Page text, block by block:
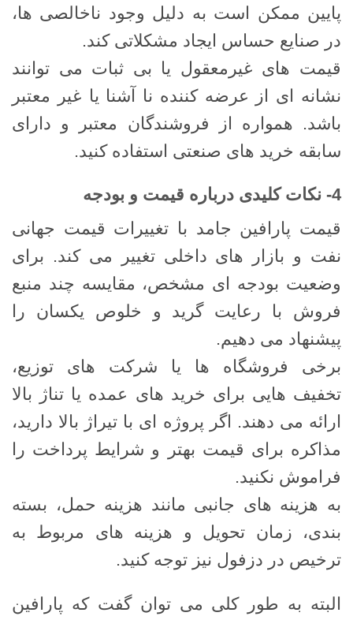
پایین ممکن است به دلیل وجود ناخالصی ‌ها،
در صنایع حساس ایجاد مشکلاتی کند.
قیمت‌ های غیرمعقول یا بی ‌ثبات می ‌توانند
نشانه ‌ای از عرضه ‌کننده نا آشنا یا غیر معتبر
باشد. همواره از فروشندگان معتبر و دارای
سابقه خرید های صنعتی استفاده کنید.
4- نکات کلیدی درباره قیمت و بودجه
قیمت پارافین جامد با تغییرات قیمت جهانی
نفت و بازار های داخلی تغییر می ‌کند. برای
وضعیت بودجه ‌ای مشخص، مقایسه چند منبع
فروش با رعایت گرید و خلوص یکسان را
پیشنهاد می‌ دهیم.
برخی فروشگاه‌ ها یا شرکت‌ های توزیع،
تخفیف ‌هایی برای خرید های عمده یا تناژ بالا
ارائه می ‌دهند. اگر پروژه ‌ای با تیراژ بالا دارید،
مذاکره برای قیمت بهتر و شرایط پرداخت را
فراموش نکنید.
به هزینه ‌های جانبی مانند هزینه حمل، بسته
‌بندی، زمان تحویل و هزینه ‌های مربوط به
ترخیص در دزفول نیز توجه کنید.
البته به طور کلی می توان گفت که پارافین